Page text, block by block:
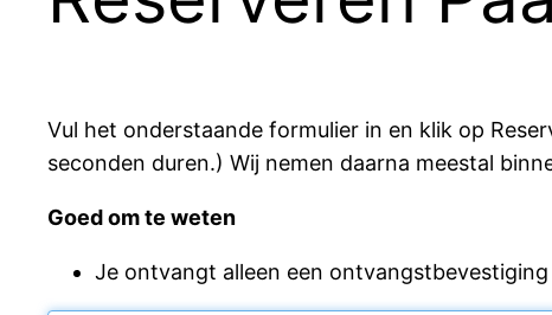
Vul het onderstaande formulier in en klik op
seconden duren.) Wij nemen daarna meestal
Goed om te weten
Je ontvangt alleen een